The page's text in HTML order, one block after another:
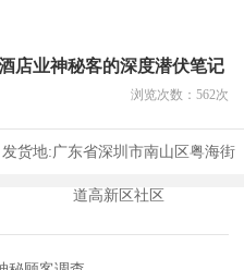
店业神秘客的深度潜伏笔记
浏览次数： 562次
发货地:广东省深圳市南山区粤海街
道高新区社区